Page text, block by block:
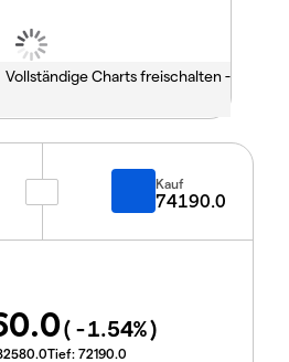
Vollständige Charts freischalten -
Kauf
74190.0
( -1.54%)
Tief: 72190.0